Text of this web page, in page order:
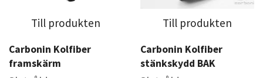
Till produkten
Carbonin Kolfiber
framskärm
Till produkten
Carbonin Kolfiber
stänkskydd BAK